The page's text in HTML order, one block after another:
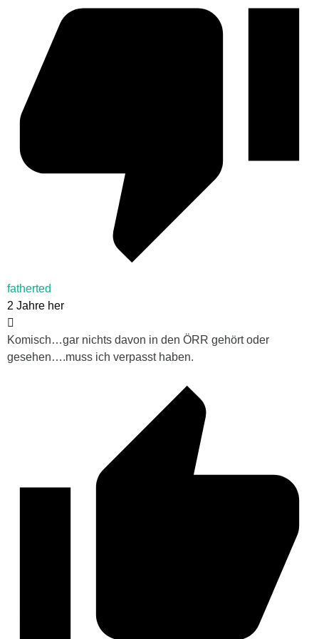
fatherted
2 Jahre her
Komisch…gar nichts davon in den ÖRR gehört oder
gesehen….muss ich verpasst haben.